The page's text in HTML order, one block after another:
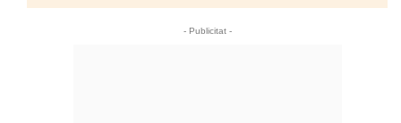
- Publicitat -